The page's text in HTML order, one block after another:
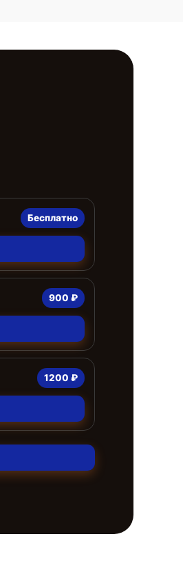
Бесплатно
900 ₽
1200 ₽